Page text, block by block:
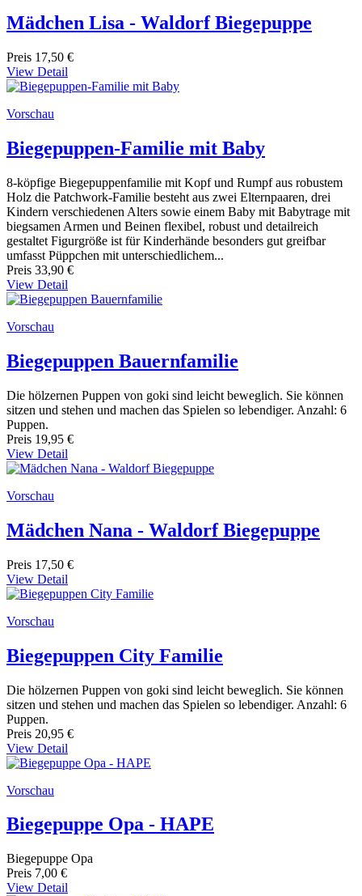
Mädchen Lisa - Waldorf Biegepuppe
Preis 17,50 €
View Detail
Vorschau
Biegepuppen-Familie mit Baby
8-köpfige Biegepuppenfamilie mit Kopf und Rumpf aus robustem
Holz die Patchwork-Familie besteht aus zwei Elternpaaren, drei
Kindern verschiedenen Alters sowie einem Baby mit Babytrage mit
biegsamen Armen und Beinen flexibel, robust und detailreich
gestaltet Figurgröße ist für Kinderhände besonders gut greifbar
umfasst Püppchen mit unterschiedlichem...
Preis 33,90 €
View Detail
Vorschau
Biegepuppen Bauernfamilie
Die hölzernen Puppen von goki sind leicht beweglich. Sie können
sitzen und stehen und machen das Spielen so lebendiger. Anzahl: 6
Puppen.
Preis 19,95 €
View Detail
Vorschau
Mädchen Nana - Waldorf Biegepuppe
Preis 17,50 €
View Detail
Vorschau
Biegepuppen City Familie
Die hölzernen Puppen von goki sind leicht beweglich. Sie können
sitzen und stehen und machen das Spielen so lebendiger. Anzahl: 6
Puppen.
Preis 20,95 €
View Detail
Vorschau
Biegepuppe Opa - HAPE
Biegepuppe Opa
Preis 7,00 €
View Detail